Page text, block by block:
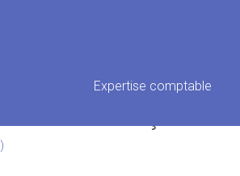
Expertise comptable